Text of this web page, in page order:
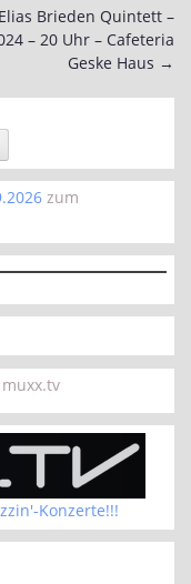
Elias Brieden Quintett –
– 20 Uhr – Cafeteria
Geske Haus →
zum
Konzerte!!!